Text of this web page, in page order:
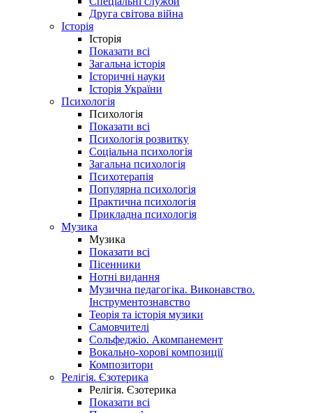
Друга світова війна
Історія
Історія
Показати всі
Загальна історія
Історичні науки
Історія України
Психологія
Психологія
Показати всі
Психологія розвитку
Соціальна психологія
Загальна психологія
Психотерапія
Популярна психологія
Практична психологія
Прикладна психологія
Музика
Музика
Показати всі
Пісенники
Нотні видання
Музична педагогіка. Виконавство.
Інструментознавство
Теорія та історія музики
Самовчителі
Сольфеджіо. Акомпанемент
Вокально-хорові композиції
Композитори
Релігія. Єзотерика
Релігія. Єзотерика
Показати всі